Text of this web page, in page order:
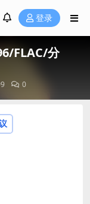
登录
FLAC/分
0